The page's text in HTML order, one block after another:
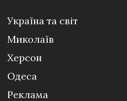
Україна та світ
Миколаїв
Херсон
Одеса
Реклама